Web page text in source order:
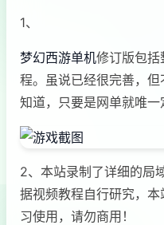
1、
梦幻西游单机修订版包括
程。虽说已经很完善，
知道，只要是网单就唯
2、本站录制了详细的局
据视频教程自行研究，
习使用，请勿商用！